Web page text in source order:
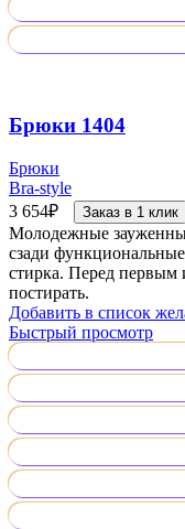
Брюки 1404
Брюки
Bra-style
3 654₽ Заказ в 1 клик
Молодежные
сзади
стирка. Перед первым
постирать.
Добавить в список
Быстрый просмотр